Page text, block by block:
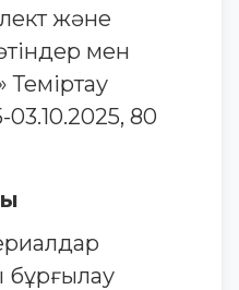
және
мен
Теміртау
80
бұрғылау